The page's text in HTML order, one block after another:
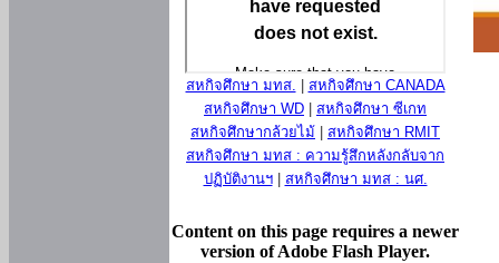
สหกิจศึกษา มทส.
สหกิจศึกษา CANADA
สหกิจศึกษา WD
สหกิจศึกษา ซีเกท
สหกิจศึกษากล้วยไม้
สหกิจศึกษา RMIT
สหกิจศึกษา มทส : ความรู้สึกหลังกลับจาก
ปฏิบัติงานฯ| สหกิจศึกษา มทส : นศ.
Content on this page requires a newer
version of Adobe Flash Player.